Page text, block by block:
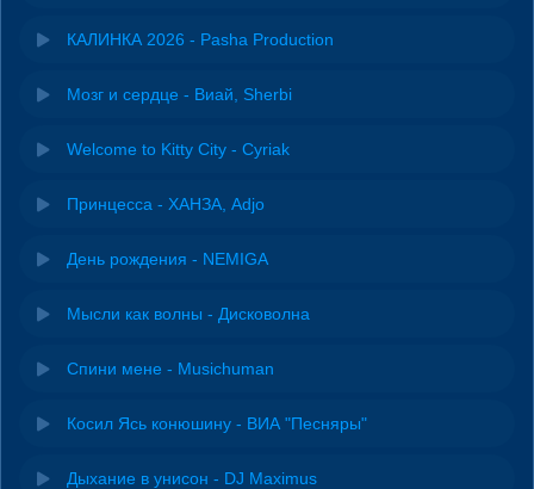
КАЛИНКА 2026 - Pasha Production
Мозг и сердце - Виай, Sherbi
Welcome to Kitty City - Cyriak
Принцесса - ХАНЗА, Adjo
День рождения - NEMIGA
Мысли как волны - Дисковолна
Спини мене - Musichuman
Косил Ясь конюшину - ВИА "Песняры"
Дыхание в унисон - DJ Maximus